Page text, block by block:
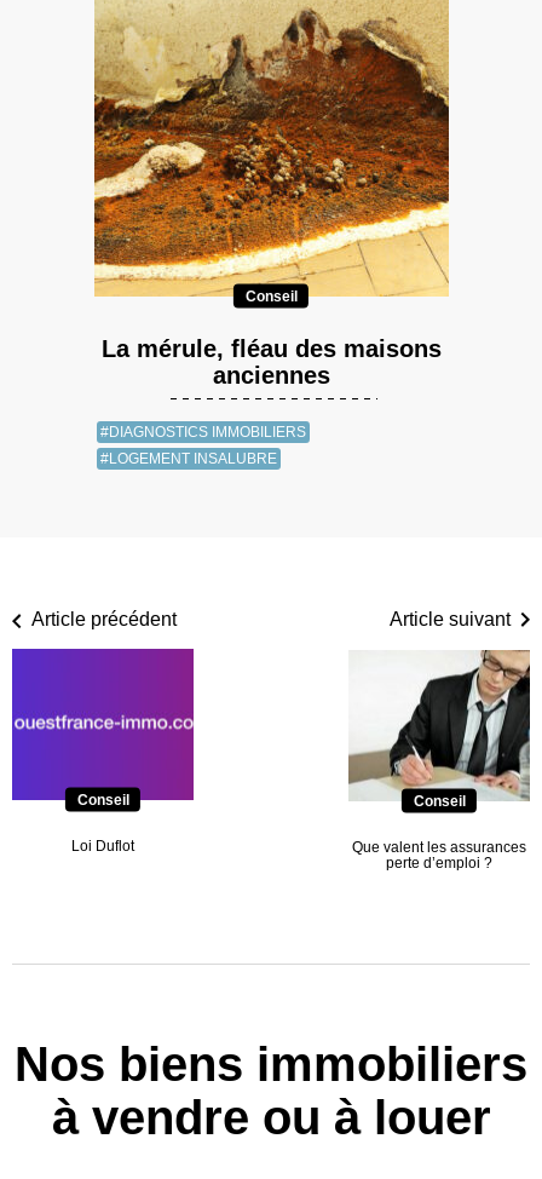
Conseil
La mérule, fléau des maisons
anciennes
#DIAGNOSTICS IMMOBILIERS
#LOGEMENT INSALUBRE
Article précédent
Conseil
Loi Duflot
Article suivant
Conseil
Que valent les assurances
perte d’emploi ?
Nos biens immobiliers
à vendre ou à louer